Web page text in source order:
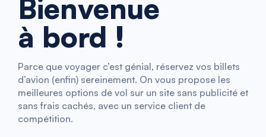
Bienvenue
à bord !
Parce que voyager c’est génial, réservez vos billets
d’avion (enfin) sereinement. On vous propose les
meilleures options de vol sur un site sans publicité et
sans frais cachés, avec un service client de
compétition.